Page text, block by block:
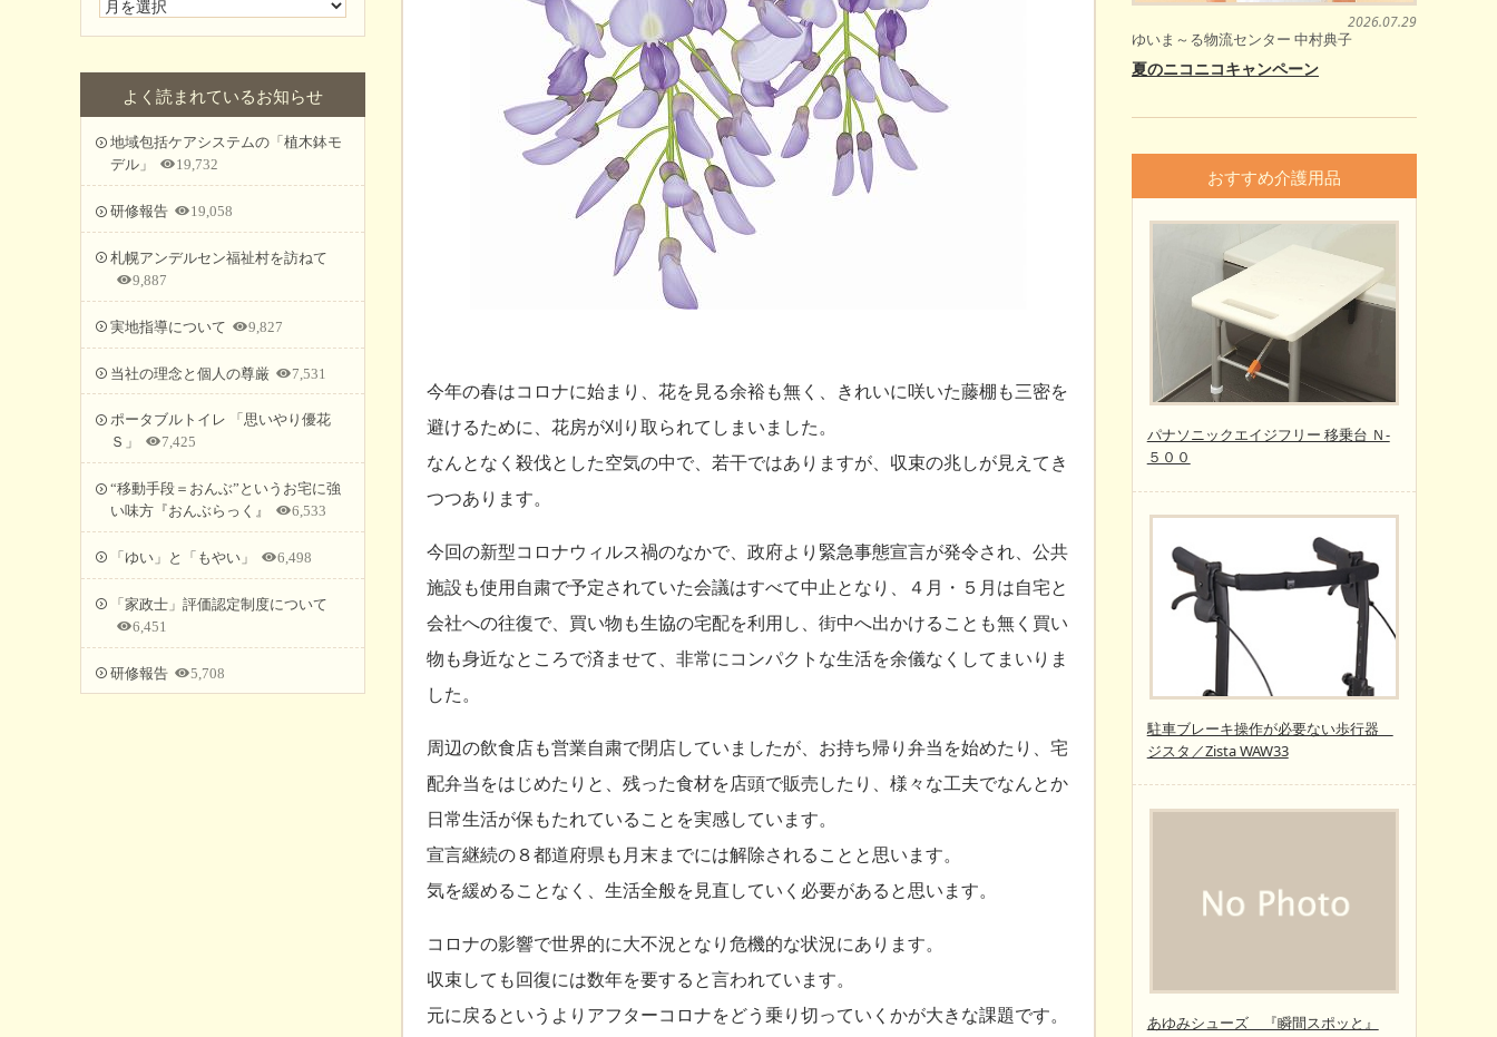
今年の春はコロナに始まり、花を見る余裕も無く、きれいに咲いた藤棚も三密を
避けるために、花房が刈り取られてしまいました。
なんとなく殺伐とした空気の中で、若干ではありますが、収束の兆しが見えてき
つつあります。
今回の新型コロナウィルス禍のなかで、政府より緊急事態宣言が発令され、公共
施設も使用自粛で予定されていた会議はすべて中止となり、４月・５月は自宅と
会社への往復で、買い物も生協の宅配を利用し、街中へ出かけることも無く買い
物も身近なところで済ませて、非常にコンパクトな生活を余儀なくしてまいりま
した。
周辺の飲食店も営業自粛で閉店していましたが、お持ち帰り弁当を始めたり、宅
配弁当をはじめたりと、残った食材を店頭で販売したり、様々な工夫でなんとか
日常生活が保もたれていることを実感しています。
宣言継続の８都道府県も月末までには解除されることと思います。
気を緩めることなく、生活全般を見直していく必要があると思います。
コロナの影響で世界的に大不況となり危機的な状況にあります。
収束しても回復には数年を要すると言われています。
元に戻るというよりアフターコロナをどう乗り切っていくかが大きな課題です。
よく読まれているお知らせ
地域包括ケアシステムの「植木鉢モ
デル」
19,732
研修報告 19,058
札幌アンデルセン福祉村を訪ねて
9,887
実地指導について 9,827
当社の理念と個人の尊厳 7,531
ポータブルトイレ 「思いやり優花
Ｓ」
7,425
“移動手段＝おんぶ”というお宅に強
い味方『おんぶらっく』
6,533
「ゆい」と「もやい」 6,498
「家政士」評価認定制度について
6,451
研修報告 5,708
2026.07.29
ゆいま～る物流センター 中村典子
夏のニコニコキャンペーン
おすすめ介護用品
パナソニックエイジフリー 移乗台 Ｎ-
５００
駐車ブレーキ操作が必要ない歩行器
ジスタ／Zista WAW33
あゆみシューズ 『瞬間スポッと』